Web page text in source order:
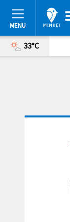
33°C